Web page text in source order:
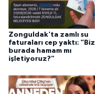
Zonguldak'ta zamlı su
faturaları cep yaktı: "Biz
burada hamam mı
işletiyoruz?"